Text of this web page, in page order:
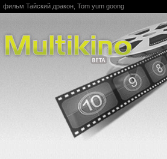
Multikino
фильм Тайский дракон, Tom yum goong